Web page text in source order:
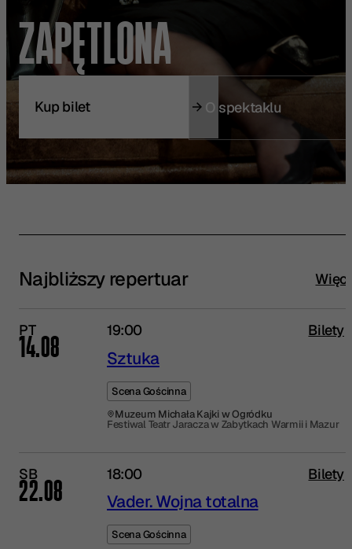
Kup bilet O spektaklu
Najbliższy repertuar
PT
14.08
19:00
Sztuka
Scena Gościnna
Muzeum Michała Kajki w Ogródku
Festiwal Teatr Jaracza w Zabytkach Warmii i Mazur
Bilety
SB
22.08
18:00
Vader. Wojna totalna
Scena Gościnna
Bilety